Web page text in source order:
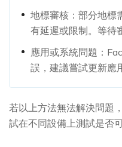
地標審核：部分地標
有延遲或限制。等待
應用或系統問題：
誤，建議嘗試更新應
若以上方法無法解決問題
試在不同設備上測試是否